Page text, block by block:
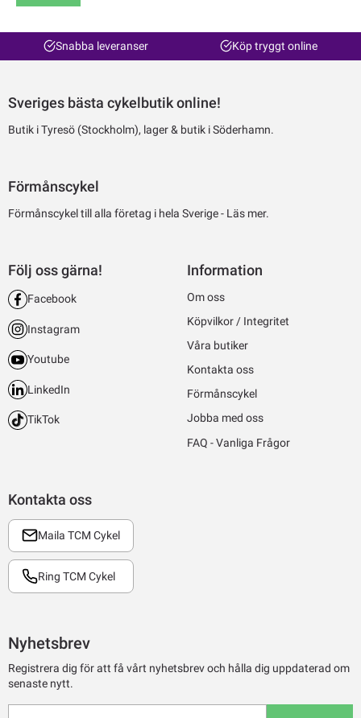
Snabba leveranser Köp tryggt online
Sveriges bästa cykelbutik online!
Butik i Tyresö (Stockholm), lager & butik i Söderhamn.
Förmånscykel
Förmånscykel till alla företag i hela Sverige - Läs mer.
Kontakta oss
Maila TCM Cykel
Ring TCM Cykel
Följ oss gärna!
Facebook
Instagram
Youtube
LinkedIn
TikTok
Information
Om oss
Köpvilkor / Integritet
Våra butiker
Kontakta oss
Förmånscykel
Jobba med oss
FAQ - Vanliga Frågor
Nyhetsbrev
Registrera dig för att få vårt nyhetsbrev och hålla dig uppdaterad om
senaste nytt.